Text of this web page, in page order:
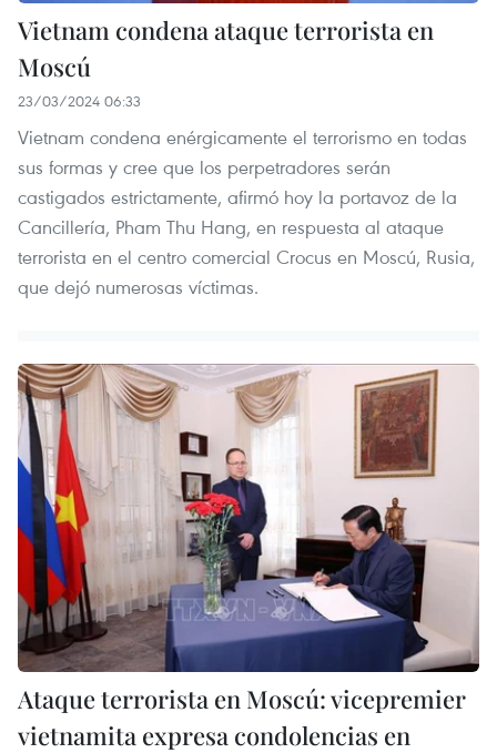
Vietnam condena ataque terrorista en
Moscú
23/03/2024 06:33
Vietnam condena enérgicamente el terrorismo en todas
sus formas y cree que los perpetradores serán
castigados estrictamente, afirmó hoy la portavoz de la
Cancillería, Pham Thu Hang, en respuesta al ataque
terrorista en el centro comercial Crocus en Moscú, Rusia,
que dejó numerosas víctimas.
Ataque terrorista en Moscú: vicepremier
vietnamita expresa condolencias en